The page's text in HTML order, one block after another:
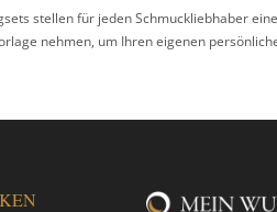
stellen für jeden Schmuckliebhaber
nehmen, um Ihren eigenen